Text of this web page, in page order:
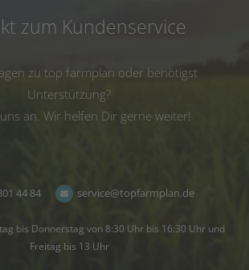
zum Kundenservice
zu top farmplan oder benötigst
Unterstützung?
an. Wir helfen Dir gerne weiter!
44 84 service@topfarmplan.de
bis Donnerstag von 8:30 Uhr bis 16:30 Uhr und
Freitag bis 13 Uhr